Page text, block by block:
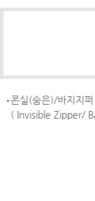
콘실(숨은)/바지지퍼
( Invisible Zipper/